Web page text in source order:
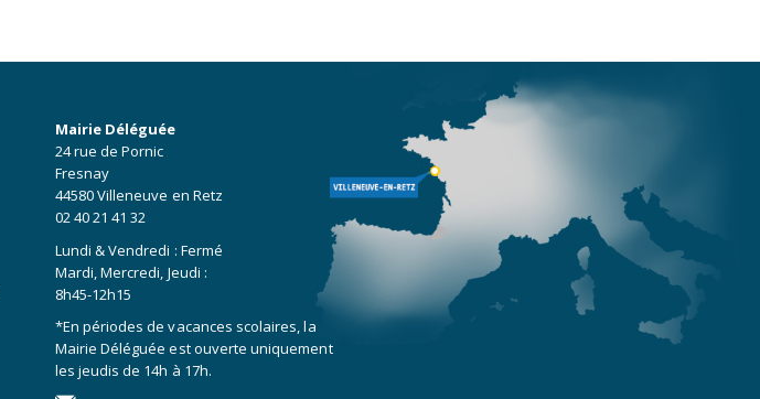
Mairie Déléguée
24 rue de Pornic
Fresnay
44580 Villeneuve en Retz
02 40 21 41 32
Lundi & Vendredi : Fermé
Mardi, Mercredi, Jeudi :
8h45-12h15
*En périodes de vacances scolaires, la
Mairie Déléguée est ouverte uniquement
les jeudis de 14h à 17h.